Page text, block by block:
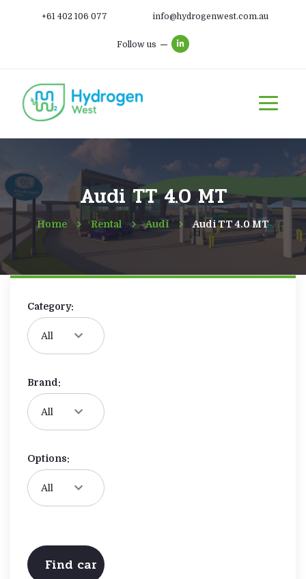
+61 402 106 077 info@hydrogenwest.com.au
Follow us
Audi TT 4.0 MT
Home Rental Audi Audi TT 4.0 MT
Category:
Brand:
Options: